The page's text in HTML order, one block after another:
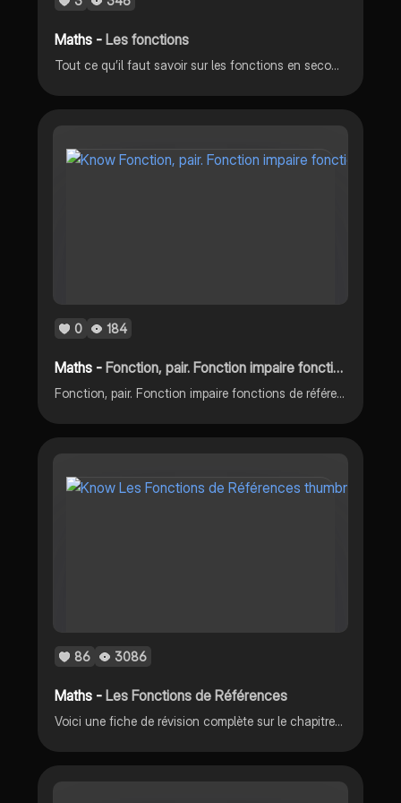
Maths -Les fonctions
Tout ce qu’il faut savoir sur les fonctions en seconde I) Généralités II) Résolutions graphiques d’équations et d’inéquations III) Les fonctions de référence
0 184
Maths -Fonction, pair. Fonction impaire fonctions de référence.
Fonction, pair. Fonction impaire fonctions de référence.
86 3086
Maths -Les Fonctions de Références
Voici une fiche de révision complète sur le chapitre Fonctions de Références en mathématiques. Cette fiche illustre le vocabulaire et les notations de celles-ci, les différentes formes de fonctions (carré, cube...), la lecture graphique et la parité.